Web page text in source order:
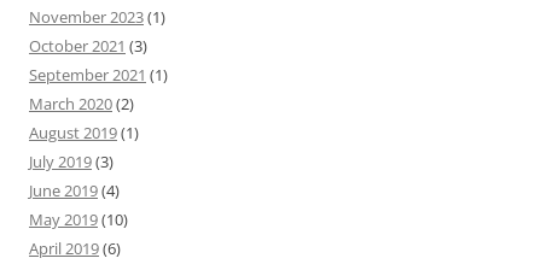
November 2023(1)
October 2021 (3)
September 2021 (1)
March 2020(2)
August 2019(1)
July 2019(3)
June 2019(4)
May 2019(10)
April 2019(6)